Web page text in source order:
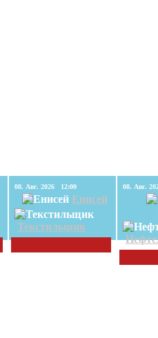
08. Авг. 2026 12:00
Енисей
Текстильщик